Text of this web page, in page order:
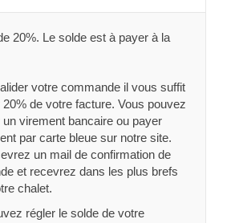
20%. Le solde est à payer à la
votre commande il vous suffit
de votre facture. Vous pouvez
un virement bancaire ou payer
par carte bleue sur notre site.
un mail de confirmation de
et recevrez dans les plus brefs
chalet.
régler le solde de votre